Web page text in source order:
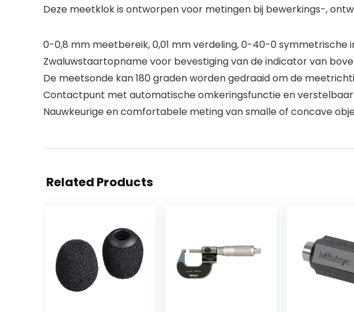
Deze meetklok is ontworpen voor metingen bij bewerkings-,
0-0,8 mm meetbereik, 0,01 mm verdeling, 0-40-0 symmetrische
Zwaluwstaartopname voor bevestiging van de indicator van
De meetsonde kan 180 graden worden gedraaid om de
Contactpunt met automatische omkeringsfunctie en
Nauwkeurige en comfortabele meting van smalle of concave
Related Products